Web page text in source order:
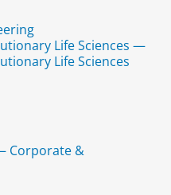
Life Sciences —
Life Sciences
Corporate &